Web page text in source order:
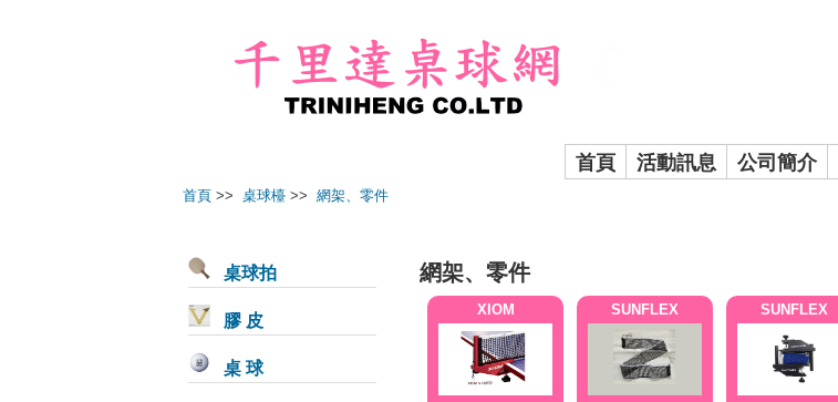
首頁 活動訊息 公司簡介
首頁 >> 桌球檯 >> 網架、零件
桌球拍
膠 皮
桌 球
網架、零件
XIOM SUNFLEX SUNFLEX